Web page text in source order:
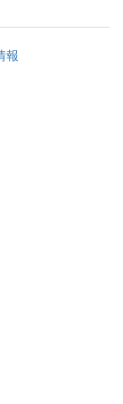
報